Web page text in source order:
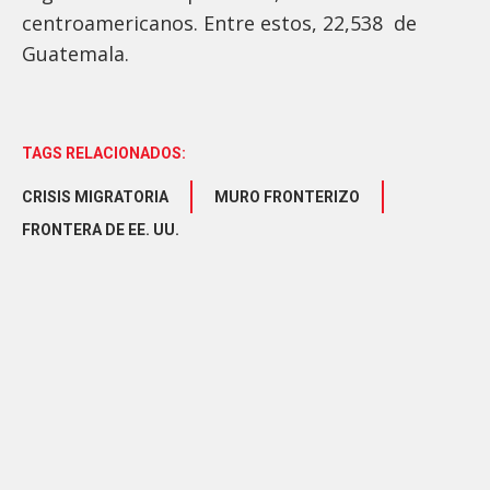
centroamericanos. Entre estos, 22,538 de
Guatemala.
TAGS RELACIONADOS:
CRISIS MIGRATORIA
MURO FRONTERIZO
FRONTERA DE EE. UU.